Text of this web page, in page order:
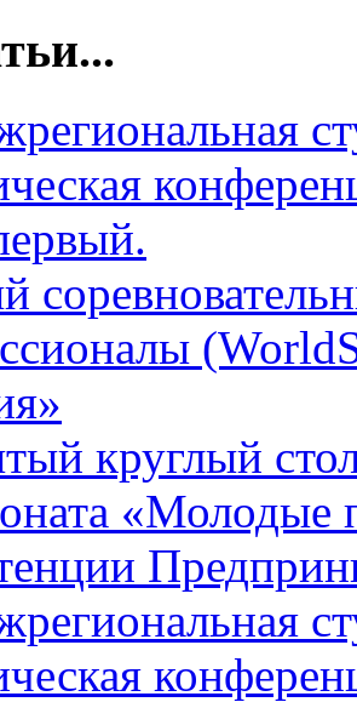
круглый
«Молодые